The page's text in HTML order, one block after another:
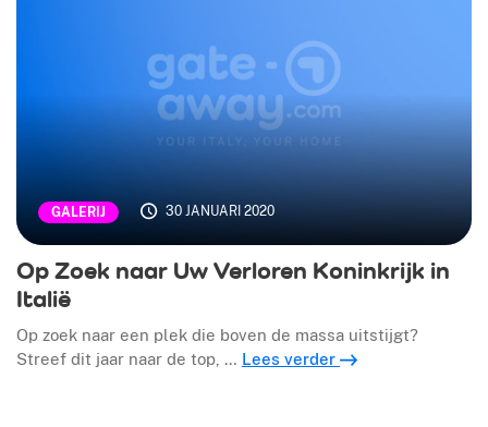
GALERIJ 30 JANUARI 2020
Op Zoek naar Uw Verloren Koninkrijk in
Italië
Op zoek naar een plek die boven de massa uitstijgt?
Streef dit jaar naar de top, … Lees verder